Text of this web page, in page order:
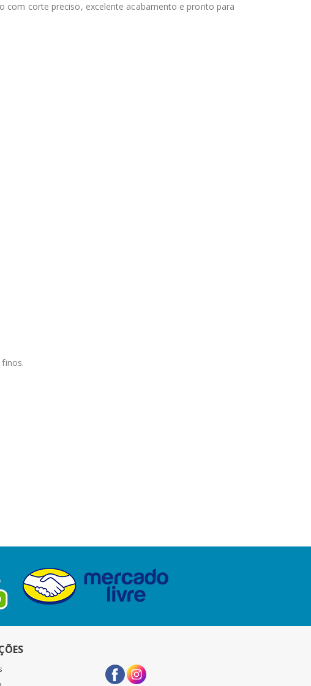
com corte preciso, excelente acabamento e pronto para